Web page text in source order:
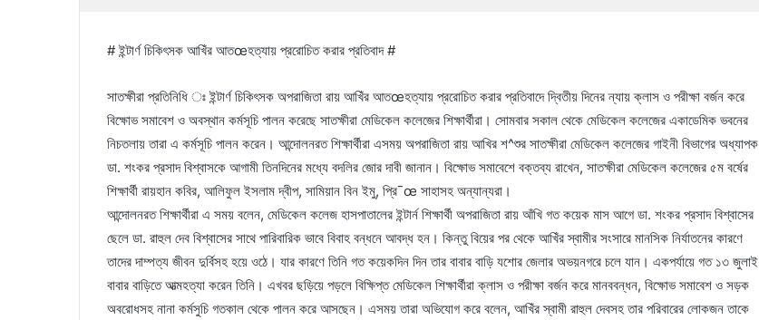
# ইন্টার্ণ চিকিৎসক আখিঁর আতœহত্যায় প্ররোচিত করার প্রতিবাদ #
সাতক্ষীরা প্রতিনিধি ঃ ইন্টার্ণ চিকিৎসক অপরাজিতা রায় আখিঁর আতœহত্যায় প্ররোচিত করার প্রতিবাদে দ্বিতীয় দিনের ন্যায় ক্লাস ও পরীক্ষা বর্জন করে
বিক্ষোভ সমাবেশ ও অবস্থান কর্মসূচি পালন করেছে সাতক্ষীরা মেডিকেল কলেজের শিক্ষার্থীরা। সোমবার সকাল থেকে মেডিকেল কলেজের একাডেমিক ভবনের
নিচতলায় তারা এ কর্মসূচি পালন করেন। আন্দোলনরত শিক্ষার্থীরা এসময় অপরাজিতা রায় আখির শ^শুর সাতক্ষীরা মেডিকেল কলেজের গাইনী বিভাগের অধ্যাপক
ডা. শংকর প্রসাদ বিশ্বাসকে আগামী তিনদিনের মধ্যে বদলির জোর দাবী জানান। বিক্ষোভ সমাবেশে বক্তব্য রাখেন, সাতক্ষীরা মেডিকেল কলেজের ৫ম বর্ষের
শিক্ষার্থী রায়হান কবির, আলিফুল ইসলাম দ্বীপ, সামিয়ান বিন ইমু, প্রি¯œ সাহাসহ অন্যান্যরা।
আন্দোলনরত শিক্ষার্থীরা এ সময় বলেন, মেডিকেল কলেজ হাসপাতালের ইন্টার্ন শিক্ষার্থী অপরাজিতা রায় আঁখি গত কয়েক মাস আগে ডা. শংকর প্রসাদ বিশ্বাসের
ছেলে ডা. রাহুল দেব বিশ্বাসের সাথে পারিবারিক ভাবে বিবাহ বন্ধনে আবদ্ধ হন। কিন্তু বিয়ের পর থেকে আখিঁর স্বামীর সংসারে মানসিক নির্যাতনের কারণে
তাদের দাম্পত্য জীবন দুর্বিসহ হয়ে ওঠে। যার কারণে তিনি গত কয়েকদিন দিন তার বাবার বাড়ি যশোর জেলার অভয়নগরে চলে যান। একপর্যায়ে গত ১৩ জুলাই
বাবার বাড়িতে আত্মহত্যা করেন তিনি। এখবর ছড়িয়ে পড়লে বিক্ষিপ্ত মেডিকেল শিক্ষার্থীরা ক্লাস ও পরীক্ষা বর্জন করে মানববন্ধন, বিক্ষোভ সমাবেশ ও সড়ক
অবরোধসহ নানা কর্মসুচি গতকাল থেকে পালন করে আসছেন। এসময় তারা অভিযোগ করে বলেন, আখিঁর স্বামী রাহুল দেবসহ তার পরিবারের লোকজন তাকে